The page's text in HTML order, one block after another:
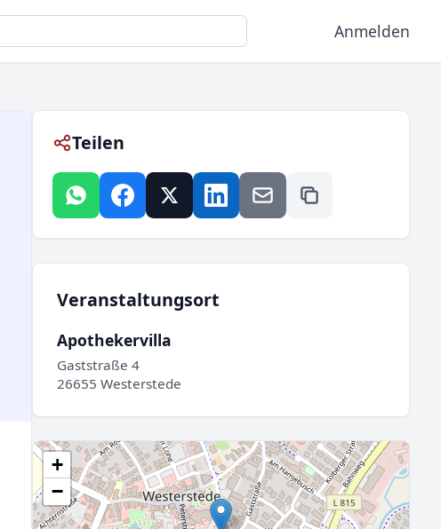
Anmelden
Teilen
Veranstaltungsort
Apothekervilla
Gaststraße 4
26655 Westerstede
+
−